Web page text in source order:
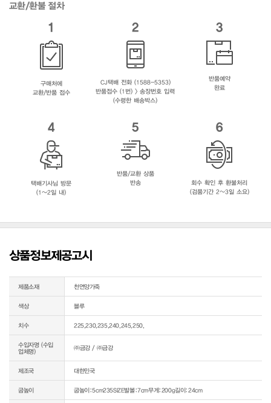
교환/환불 절차
1
구매처에
교환/반품 접수
2
CJ택배 전화 (1588-5353)
반품접수 (1번) > 송장번호 입력
(수령한 배송박스)
3
반품예약
완료
4
택배기사님 방문
(1~2일 내)
5
반품/교환 상품
반송
6
회수 확인 후 환불처리
(검품기간 2~3일 소요)
상품정보제공고시
제품소재 천연양가죽
색상 블루
치수 225,230,235,240,245,250,
수입자명 (수입
업체명)
㈜금강 / ㈜금강
제조국 대한민국
굽높이 굽높이:5cm235SIZE발볼:7cm무게:200g길이:24cm